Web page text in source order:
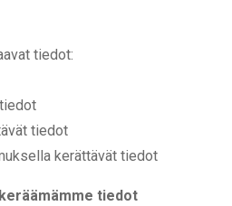
tiedot:
tiedot
kerättävät tiedot
tiedot